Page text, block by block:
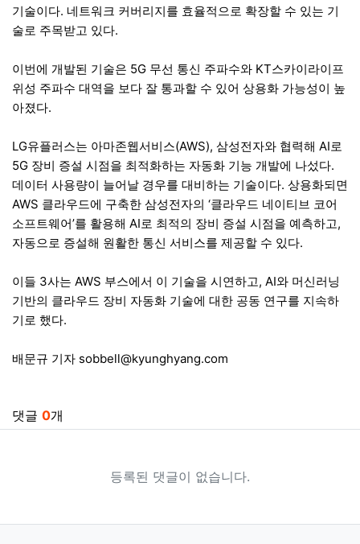
기술이다. 네트워크 커버리지를 효율적으로 확장할 수 있는 기
술로 주목받고 있다.
이번에 개발된 기술은 5G 무선 통신 주파수와 KT스카이라이프
위성 주파수 대역을 보다 잘 통과할 수 있어 상용화 가능성이 높
아졌다.
LG유플러스는 아마존웹서비스(AWS), 삼성전자와 협력해 AI로
5G 장비 증설 시점을 최적화하는 자동화 기능 개발에 나섰다.
데이터 사용량이 늘어날 경우를 대비하는 기술이다. 상용화되면
AWS 클라우드에 구축한 삼성전자의 ‘클라우드 네이티브 코어
소프트웨어’를 활용해 AI로 최적의 장비 증설 시점을 예측하고,
자동으로 증설해 원활한 통신 서비스를 제공할 수 있다.
이들 3사는 AWS 부스에서 이 기술을 시연하고, AI와 머신러닝
기반의 클라우드 장비 자동화 기술에 대한 공동 연구를 지속하
기로 했다.
배문규 기자 sobbell@kyunghyang.com
댓글 0개
등록된 댓글이 없습니다.